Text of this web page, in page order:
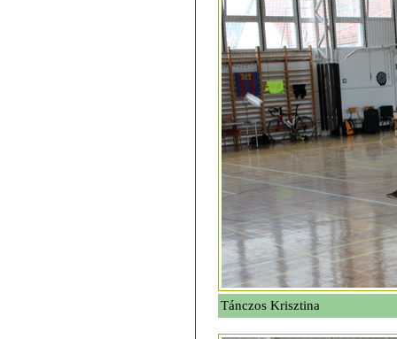
Tánczos Krisztina